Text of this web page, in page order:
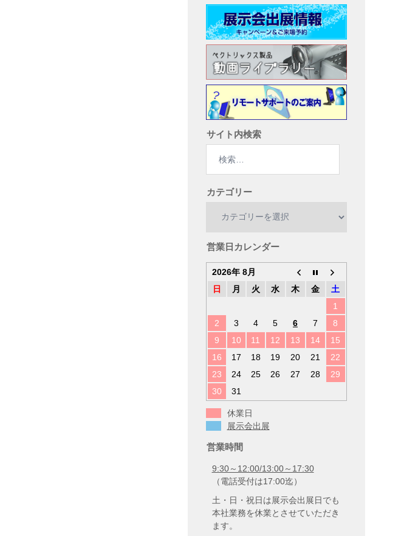
サイト内検索
カテゴリー
リ
営業日カレンダー
2026年 8月
日
月 火 水 木 金
土
1
2
3 4 5 6 7
8
9
10 11 12 13 14
15
16
17 18 19 20 21
22
23
24 25 26 27 28
29
30
31
休業日
展示会出展
営業時間
9:30～12:00/13:00～17:30
（電話受付は17:00迄）
土・日・祝日は展示会出展日でも
本社業務を休業とさせていただき
ます。